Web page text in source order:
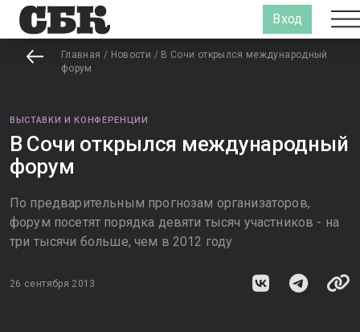
Вход
Главная / Новости / В Сочи открылся международный
форум
ВЫСТАВКИ И КОНФЕРЕНЦИИ
В Сочи открылся международный
форум
По предварительным прогнозам организаторов,
форум посетят порядка девяти тысяч участников - на
три тысячи больше, чем в 2012 году
26 сентября 2013